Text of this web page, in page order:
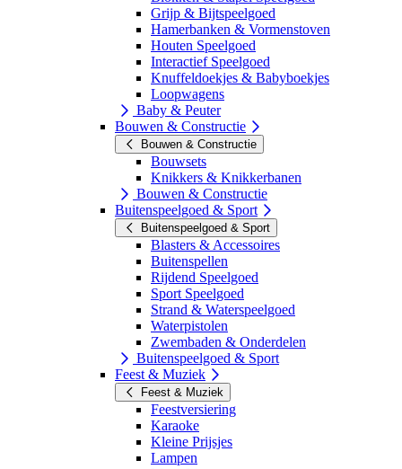
Grijp & Bijtspeelgoed
Hamerbanken & Vormenstoven
Houten Speelgoed
Interactief Speelgoed
Knuffeldoekjes & Babyboekjes
Loopwagens
Baby & Peuter
Bouwen & Constructie
Bouwen & Constructie
Bouwsets
Knikkers & Knikkerbanen
Bouwen & Constructie
Buitenspeelgoed & Sport
Buitenspeelgoed & Sport
Blasters & Accessoires
Buitenspellen
Rijdend Speelgoed
Sport Speelgoed
Strand & Waterspeelgoed
Waterpistolen
Zwembaden & Onderdelen
Buitenspeelgoed & Sport
Feest & Muziek
Feest & Muziek
Feestversiering
Karaoke
Kleine Prijsjes
Lampen